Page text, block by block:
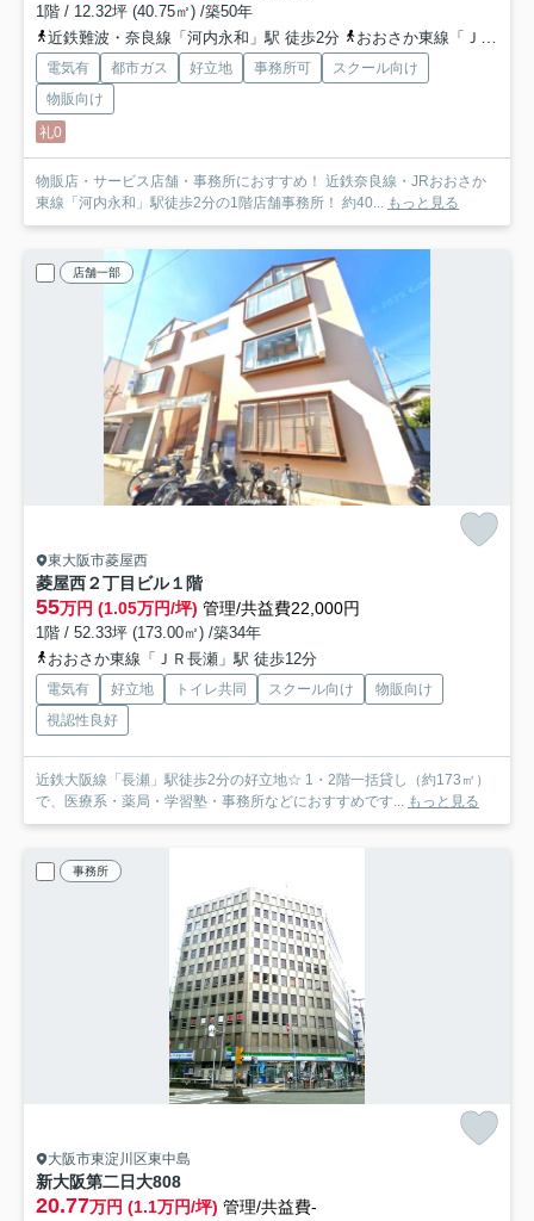
1階 / 12.32坪 (40.75㎡) /築50年
近鉄難波・奈良線「河内永和」駅 徒歩2分
おおさか東線「ＪＲ河内永和」駅 徒歩3分
電気有 都市ガス 好立地 事務所可
スクール向け
物販向け
礼0
物販店・サービス店舗・事務所におすすめ！ 近鉄奈良線・JRおおさか
東線「河内永和」駅徒歩2分の1階店舗事務所！ 約40... もっと見る
店舗一部
東大阪市菱屋西
菱屋西２丁目ビル１階
55万円 (1.05万円/坪) 管理/共益費22,000円
1階 / 52.33坪 (173.00㎡) /築34年
おおさか東線「ＪＲ長瀬」駅 徒歩12分
電気有 好立地 トイレ共同 スクール向け
物販向け
視認性良好
近鉄大阪線「長瀬」駅徒歩2分の好立地☆ 1・2階一括貸し（約173㎡）
で、医療系・薬局・学習塾・事務所などにおすすめです... もっと見る
事務所
大阪市東淀川区東中島
新大阪第二日大808
20.77万円 (1.1万円/坪) 管理/共益費-